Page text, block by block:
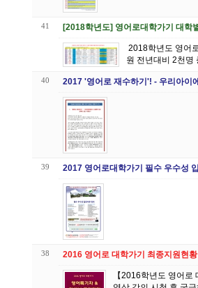
41 [2018학년도] 영어로대학가기 대학
원 전년대비 2천명
40 2017 '영어로 재수하기'! - 우리아이
39 2017 영어로대학가기 필수 우수성
38 2016 영어로 대학가기 최종지원현
【2016학년도 영어로